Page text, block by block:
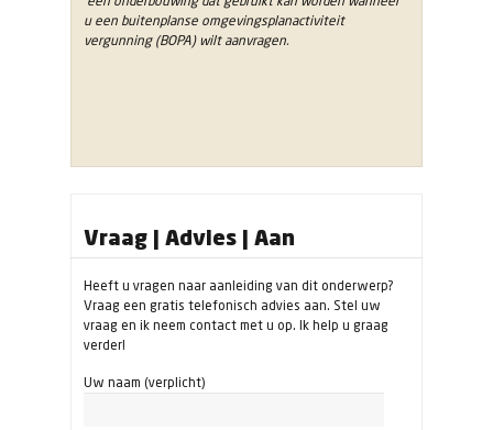
u een buitenplanse omgevingsplanactiviteit
vergunning (BOPA) wilt aanvragen.
Vraag | Advies | Aan
Heeft u vragen naar aanleiding van dit onderwerp?
Vraag een gratis telefonisch advies aan. Stel uw
vraag en ik neem contact met u op. Ik help u graag
verder!
Uw naam (verplicht)